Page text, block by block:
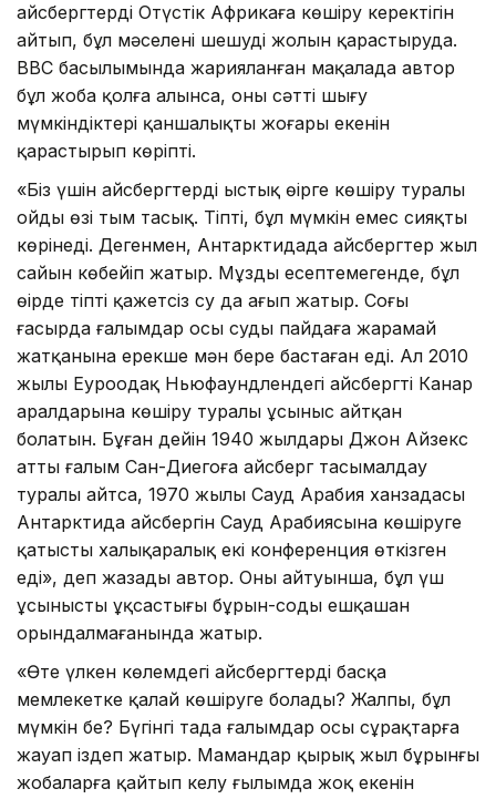
айсбергтерді Оңтүстік Африкаға көшіру керектігін
айтып, бұл мәселені шешудің жолын қарастыруда.
ВВС басылымында жарияланған мақалада автор
бұл жоба қолға алынса, оның сәтті шығу
мүмкіндіктері қаншалықты жоғары екенін
қарастырып көріпті.
«Біз үшін айсбергтерді ыстық өңірге көшіру туралы
ойдың өзі тым таңсық. Тіпті, бұл мүмкін емес сияқты
көрінеді. Дегенмен, Антарктидада айсбергтер жыл
сайын көбейіп жатыр. Мұзды есептемегенде, бұл
өңірде тіпті қажетсіз су да ағып жатыр. Соңғы
ғасырда ғалымдар осы судың пайдаға жарамай
жатқанына ерекше мән бере бастаған еді. Ал 2010
жылы Еуроодақ Ньюфаундлендегі айсбергті Канар
аралдарына көшіру туралы ұсыныс айтқан
болатын. Бұған дейін 1940 жылдары Джон Айзекс
атты ғалым Сан-Диегоға айсберг тасымалдау
туралы айтса, 1970 жылы Сауд Арабия ханзадасы
Антарктида айсбергін Сауд Арабиясына көшіруге
қатысты халықаралық екі конференция өткізген
еді», деп жазады автор. Оның айтуынша, бұл үш
ұсыныстың ұқсастығы бұрын-соңды ешқашан
орындалмағанында жатыр.
«Өте үлкен көлемдегі айсбергтерді басқа
мемлекетке қалай көшіруге болады? Жалпы, бұл
мүмкін бе? Бүгінгі таңда ғалымдар осы сұрақтарға
жауап іздеп жатыр. Мамандар қырық жыл бұрынғы
жобаларға қайтып келу ғылымда жоқ екенін